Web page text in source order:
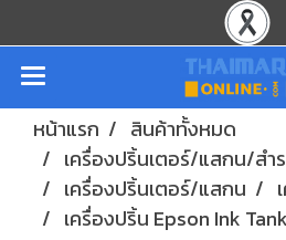
หน้าแรก
สินค้าทั้งหมด
เครื่องปริ้นเตอร์/แสกน/สำ
เครื่องปริ้นเตอร์/แสกน
เครื่องปริ้น Epson Ink